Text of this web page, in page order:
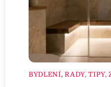
BYDLENÍ,RADY, TIPY,